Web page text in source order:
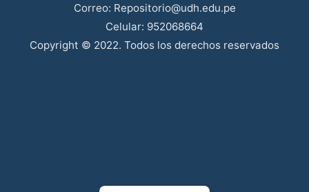
Correo: Repositorio@udh.edu.pe
Celular: 952068664
Copyright © 2022. Todos los derechos reservados